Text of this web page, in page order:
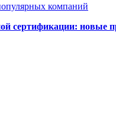
компаний
сертификации: новые